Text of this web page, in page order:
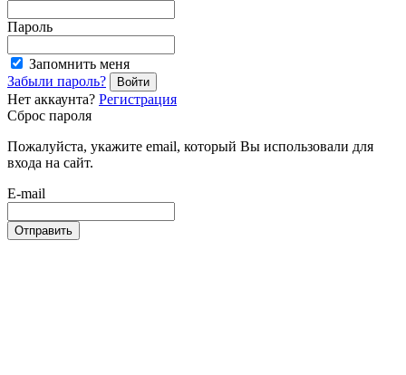
Пароль
Запомнить меня
Забыли пароль?
Войти
Нет аккаунта? Регистрация
Сброс пароля
Пожалуйста, укажите email, который Вы использовали для
входа на сайт.
E-mail
Отправить